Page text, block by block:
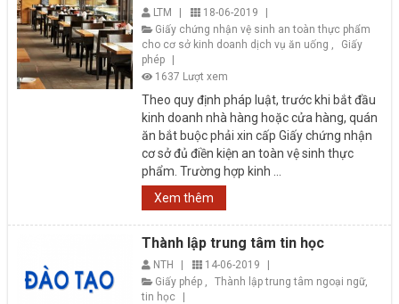
LTM | 18-06-2019
|
Giấy chứng nhận vệ sinh an toàn thực phẩm
cho cơ sở kinh doanh dịch vụ ăn uống
Giấy
phép
|
1637 Lượt xem
Theo quy định pháp luật, trước khi bắt đầu
kinh doanh nhà hàng hoặc cửa hàng, quán
ăn bắt buộc phải xin cấp Giấy chứng nhận
cơ sở đủ điền kiện an toàn vệ sinh thực
phẩm. Trường hợp kinh ...
Xem thêm
Thành lập trung tâm tin học
NTH | 14-06-2019
|
Giấy phép
Thành lập trung tâm ngoại ngữ,
tin học
|